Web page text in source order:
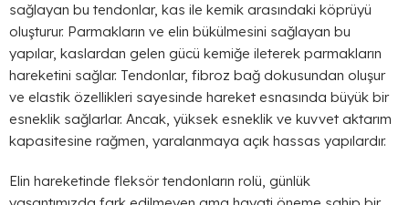
sağlayan bu tendonlar, kas ile kemik arasındaki köprüyü
oluşturur. Parmakların ve elin bükülmesini sağlayan bu
yapılar, kaslardan gelen gücü kemiğe ileterek parmakların
hareketini sağlar. Tendonlar, fibroz bağ dokusundan oluşur
ve elastik özellikleri sayesinde hareket esnasında büyük bir
esneklik sağlarlar. Ancak, yüksek esneklik ve kuvvet aktarım
kapasitesine rağmen, yaralanmaya açık hassas yapılardır.
Elin hareketinde fleksör tendonların rolü, günlük